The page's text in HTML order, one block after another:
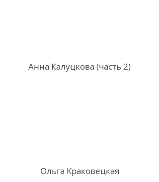
Анна Калуцкова (часть 2)
Ольга Краковецкая